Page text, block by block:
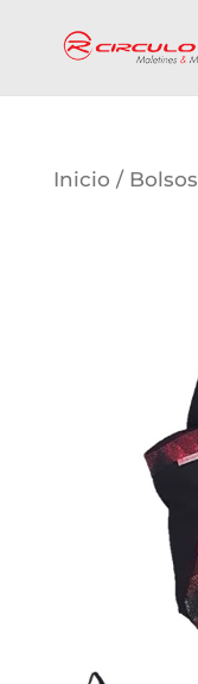
Inicio / Bolsos